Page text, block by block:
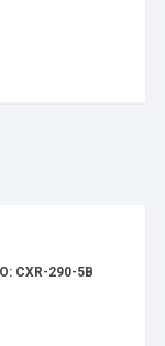
CXR-290-5B